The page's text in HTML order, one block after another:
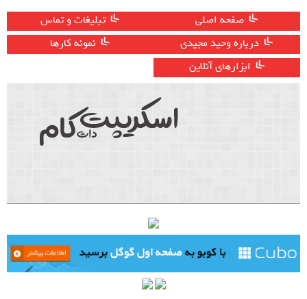
صفحه اصلی
تبلیغات و تماس
درباره وحید مجیدی
نمونه کارها
ابزارهای آنلاین